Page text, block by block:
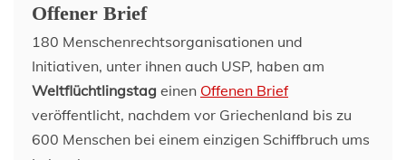
Offener Brief
180 Menschenrechtsorganisationen und
Initiativen, unter ihnen auch USP, haben am
Weltflüchtlingstag einen Offenen Brief
veröffentlicht, nachdem vor Griechenland bis zu
600 Menschen bei einem einzigen Schiffbruch ums